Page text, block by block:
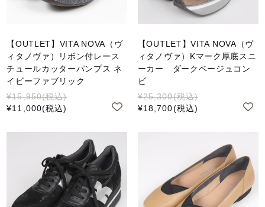
【OUTLET】VITA NOVA（ヴ
ィタノヴァ）リボン付レース
チュールカッターパンプス ネ
イビーファブリック
¥15,950(税込)
¥11,000(税込)
【OUTLET】VITA NOVA（ヴ
ィタノヴァ）Kマーク厚底スニ
ーカー ダークベージュコン
ビ
¥25,300(税込)
¥18,700(税込)